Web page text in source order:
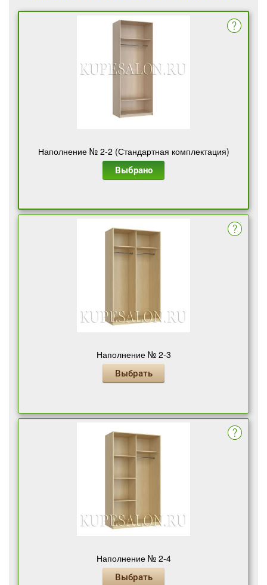
Наполнение № 2-2 (Стандартная комплектация)
Выбрано
Наполнение № 2-3
Выбрать
Наполнение № 2-4
Выбрать